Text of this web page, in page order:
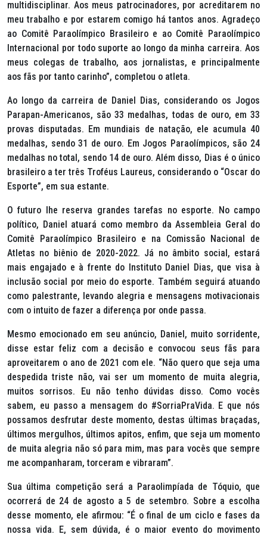
multidisciplinar. Aos meus patrocinadores, por acreditarem no
meu trabalho e por estarem comigo há tantos anos. Agradeço
ao Comitê Paraolímpico Brasileiro e ao Comitê Paraolímpico
Internacional por todo suporte ao longo da minha carreira. Aos
meus colegas de trabalho, aos jornalistas, e principalmente
aos fãs por tanto carinho”, completou o atleta.
Ao longo da carreira de Daniel Dias, considerando os Jogos
Parapan-Americanos, são 33 medalhas, todas de ouro, em 33
provas disputadas. Em mundiais de natação, ele acumula 40
medalhas, sendo 31 de ouro. Em Jogos Paraolímpicos, são 24
medalhas no total, sendo 14 de ouro. Além disso, Dias é o único
brasileiro a ter três Troféus Laureus, considerando o “Oscar do
Esporte”, em sua estante.
O futuro lhe reserva grandes tarefas no esporte. No campo
político, Daniel atuará como membro da Assembleia Geral do
Comitê Paraolímpico Brasileiro e na Comissão Nacional de
Atletas no biênio de 2020-2022. Já no âmbito social, estará
mais engajado e à frente do Instituto Daniel Dias, que visa à
inclusão social por meio do esporte. Também seguirá atuando
como palestrante, levando alegria e mensagens motivacionais
com o intuito de fazer a diferença por onde passa.
Mesmo emocionado em seu anúncio, Daniel, muito sorridente,
disse estar feliz com a decisão e convocou seus fãs para
aproveitarem o ano de 2021 com ele. “Não quero que seja uma
despedida triste não, vai ser um momento de muita alegria,
muitos sorrisos. Eu não tenho dúvidas disso. Como vocês
sabem, eu passo a mensagem do #SorriaPraVida. E que nós
possamos desfrutar deste momento, destas últimas braçadas,
últimos mergulhos, últimos apitos, enfim, que seja um momento
de muita alegria não só para mim, mas para vocês que sempre
me acompanharam, torceram e vibraram”.
Sua última competição será a Paraolimpíada de Tóquio, que
ocorrerá de 24 de agosto a 5 de setembro. Sobre a escolha
desse momento, ele afirmou: “É o final de um ciclo e fases da
nossa vida. E, sem dúvida, é o maior evento do movimento